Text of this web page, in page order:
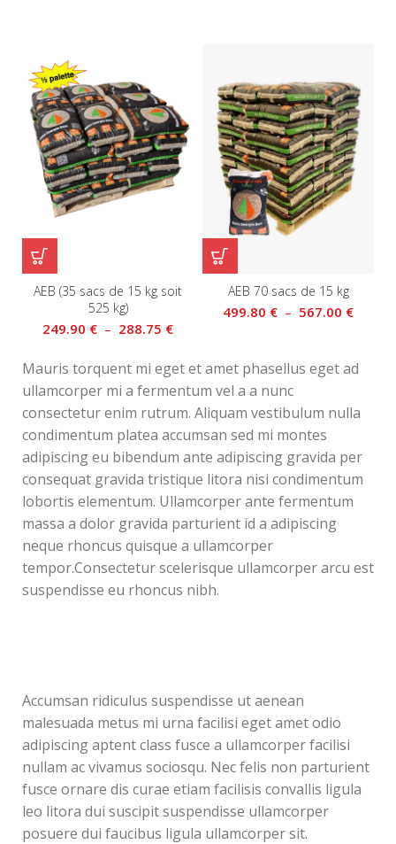
AEB (35 sacs de 15 kg soit
525 kg)
249.90 € – 288.75 €
AEB 70 sacs de 15 kg
499.80 € – 567.00 €
Mauris torquent mi eget et amet phasellus eget ad
ullamcorper mi a fermentum vel a a nunc
consectetur enim rutrum. Aliquam vestibulum nulla
condimentum platea accumsan sed mi montes
adipiscing eu bibendum ante adipiscing gravida per
consequat gravida tristique litora nisi condimentum
lobortis elementum. Ullamcorper ante fermentum
massa a dolor gravida parturient id a adipiscing
neque rhoncus quisque a ullamcorper
tempor.Consectetur scelerisque ullamcorper arcu est
suspendisse eu rhoncus nibh.
Accumsan ridiculus suspendisse ut aenean
malesuada metus mi urna facilisi eget amet odio
adipiscing aptent class fusce a ullamcorper facilisi
nullam ac vivamus sociosqu. Nec felis non parturient
fusce ornare dis curae etiam facilisis convallis ligula
leo litora dui suscipit suspendisse ullamcorper
posuere dui faucibus ligula ullamcorper sit.